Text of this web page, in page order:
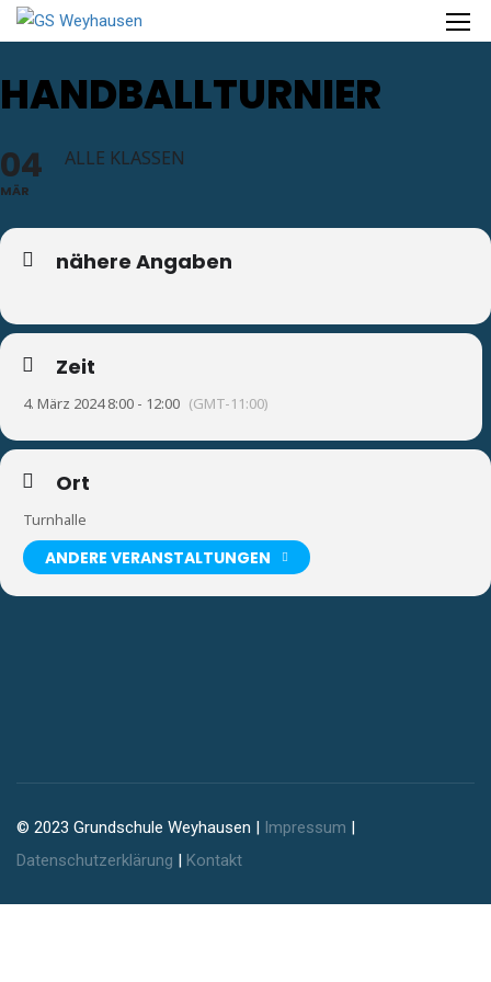
HANDBALLTURNIER
04
MÄR
ALLE KLASSEN
nähere Angaben
Zeit
4. März 2024 8:00 - 12:00 (GMT-11:00)
Ort
Turnhalle
ANDERE VERANSTALTUNGEN
© 2023 Grundschule Weyhausen | Impressum |
Datenschutzerklärung | Kontakt